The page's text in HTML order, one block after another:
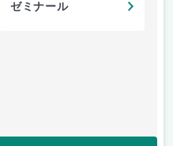
ゼミナール